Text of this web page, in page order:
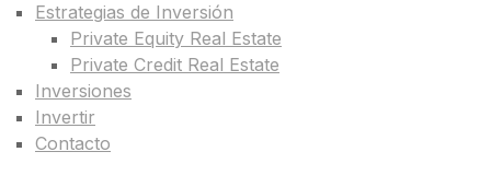
Estrategias de Inversión
Private Equity Real Estate
Private Credit Real Estate
Inversiones
Invertir
Contacto